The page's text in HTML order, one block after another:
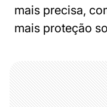
mais precisa,
mais proteção